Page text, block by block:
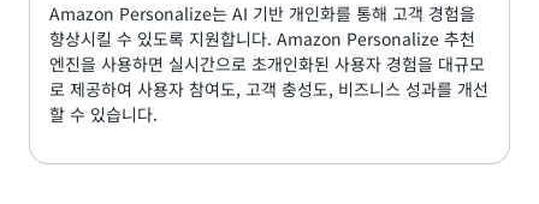
Amazon Personalize는 AI 기반 개인화를 통해 고객 경험을
향상시킬 수 있도록 지원합니다. Amazon Personalize 추천
엔진을 사용하면 실시간으로 초개인화된 사용자 경험을 대규모
로 제공하여 사용자 참여도, 고객 충성도, 비즈니스 성과를 개선
할 수 있습니다.